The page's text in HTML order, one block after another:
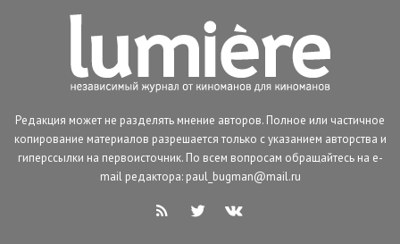
Редакция может не разделять мнение авторов. Полное или частичное
копирование материалов разрешается только с указанием авторства и
гиперссылки на первоисточник. По всем вопросам обращайтесь на e-
mail редактора: paul_bugman@mail.ru